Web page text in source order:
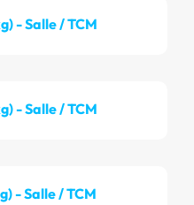
- Salle / TCM
- Salle / TCM
- Salle / TCM